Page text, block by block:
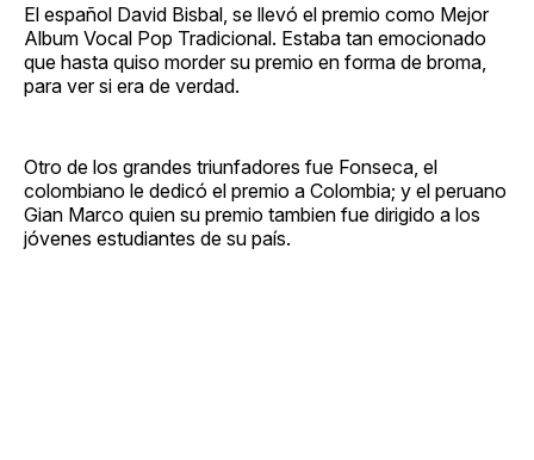
El español David Bisbal, se llevó el premio como Mejor
Album Vocal Pop Tradicional. Estaba tan emocionado
que hasta quiso morder su premio en forma de broma,
para ver si era de verdad.
Otro de los grandes triunfadores fue Fonseca, el
colombiano le dedicó el premio a Colombia; y el peruano
Gian Marco quien su premio tambien fue dirigido a los
jóvenes estudiantes de su país.